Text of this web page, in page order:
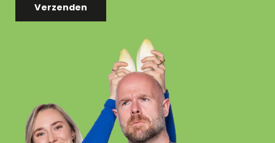
Verzenden